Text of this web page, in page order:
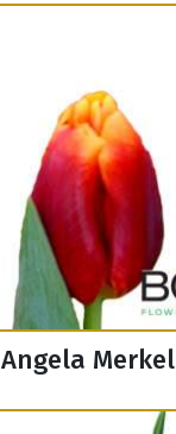
Angela Merkel